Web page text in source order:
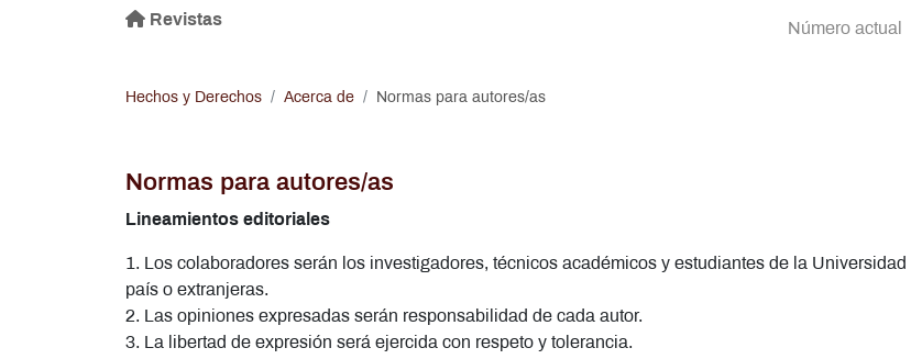
Revistas
Número actual
Hechos y Derechos Acerca de Normas para autores/as
Normas para autores/as
Lineamientos editoriales
1. Los colaboradores serán los investigadores, técnicos académicos y estudiantes de la
país o extranjeras.
2. Las opiniones expresadas serán responsabilidad de cada autor.
3. La libertad de expresión será ejercida con respeto y tolerancia.